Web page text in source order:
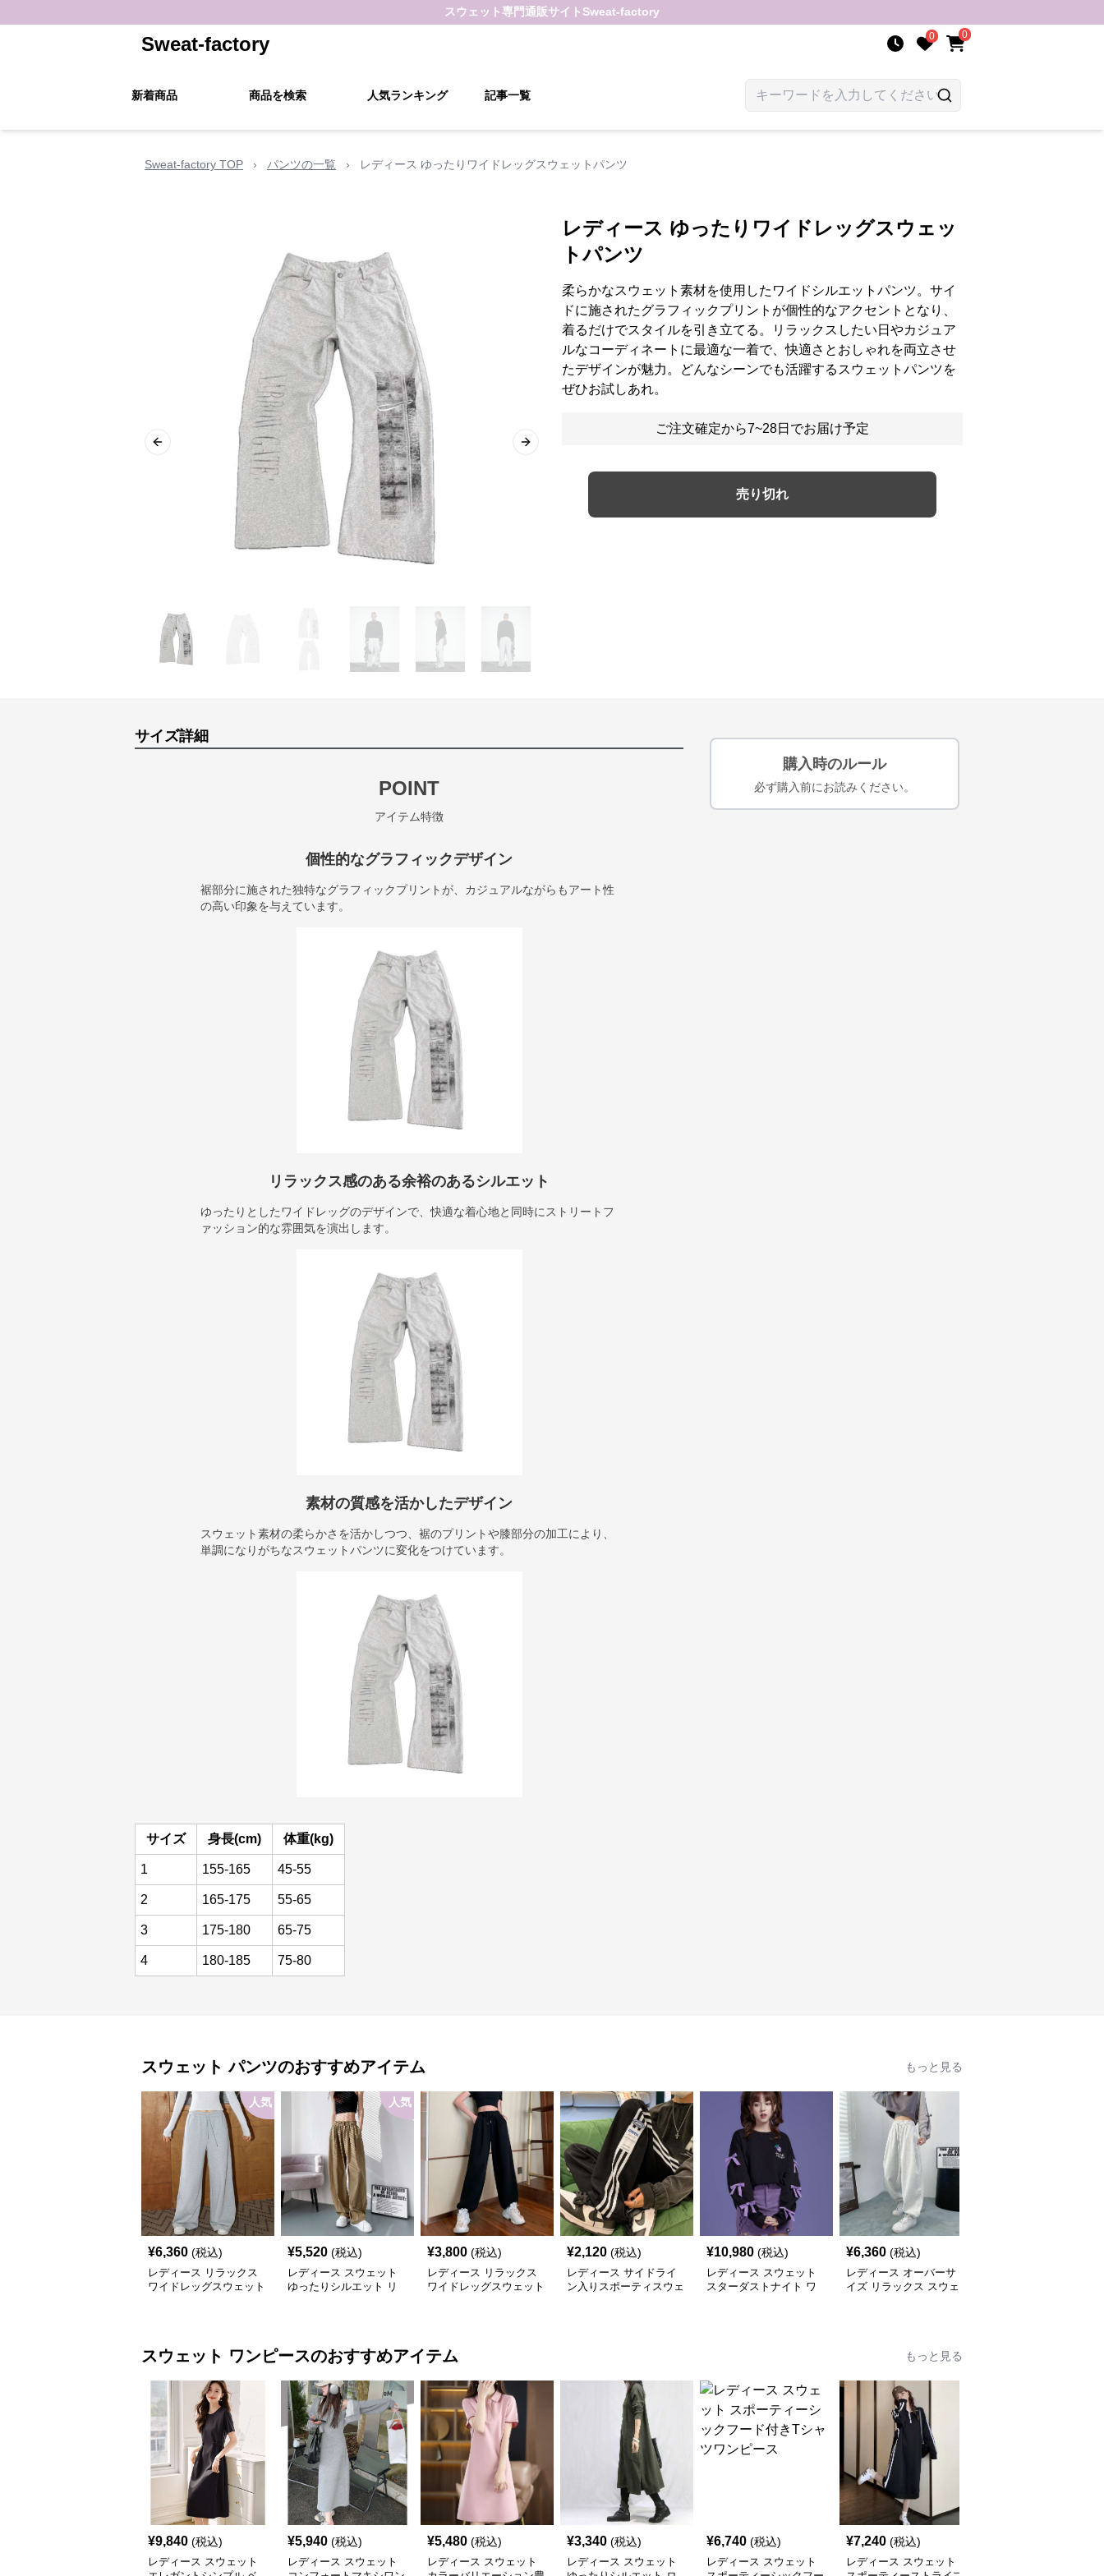
スウェット専門通販サイト Sweat-factory
Sweat-factory 0 0
新着商品 商品を検索 人気ランキング 記事一覧
Sweat-factory TOP › パンツの一覧 › レディース ゆったりワイドレッグスウェットパンツ
Previous slide Next slide
レディース ゆったりワイドレッグスウェッ
トパンツ
柔らかなスウェット素材を使用したワイドシルエットパンツ。サイ
ドに施されたグラフィックプリントが個性的なアクセントとなり、
着るだけでスタイルを引き立てる。リラックスしたい日やカジュア
ルなコーディネートに最適な一着で、快適さとおしゃれを両立させ
たデザインが魅力。どんなシーンでも活躍するスウェットパンツを
ぜひお試しあれ。
ご注文確定から7~28日でお届け予定
売り切れ
サイズ詳細
POINT
アイテム特徴
個性的なグラフィックデザイン
裾部分に施された独特なグラフィックプリントが、カジュアルながらもアート性
の高い印象を与えています。
リラックス感のある余裕のあるシルエット
ゆったりとしたワイドレッグのデザインで、快適な着心地と同時にストリートフ
ァッション的な雰囲気を演出します。
素材の質感を活かしたデザイン
スウェット素材の柔らかさを活かしつつ、裾のプリントや膝部分の加工により、
単調になりがちなスウェットパンツに変化をつけています。
サイズ 身長(cm) 体重(kg)
1 155-165 45-55
2 165-175 55-65
3 175-180 65-75
4 180-185 75-80
購入時のルール
必ず購入前にお読みください。
スウェット パンツのおすすめアイテム もっと見る
人気
¥6,360 (税込)
レディース リラックス
ワイドレッグスウェット
人気
¥5,520 (税込)
レディース スウェット
ゆったりシルエット リ
¥3,800 (税込)
レディース リラックス
ワイドレッグスウェット
¥2,120 (税込)
レディース サイドライ
ン入りスポーティスウェ
¥10,980 (税込)
レディース スウェット
スターダストナイト ワ
¥6,360 (税込)
レディース オーバーサ
イズ リラックス スウェ
スウェット ワンピースのおすすめアイテム もっと見る
¥9,840 (税込)
レディース スウェット
¥5,940 (税込)
レディース スウェット
¥5,480 (税込)
レディース スウェット
¥3,340 (税込)
レディース スウェット
¥6,740 (税込)
レディース スウェット
¥7,240 (税込)
レディース スウェット